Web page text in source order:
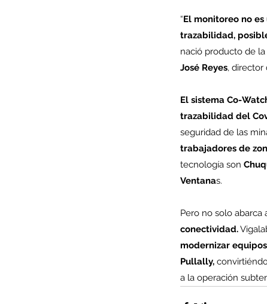
Our Recent Posts
“El monitoreo no
trazabilidad,
nació producto de
José Reyes, director
El sistema Co-
trazabilidad del
seguridad de las
trabajadores de
tecnología son
Ventanas.
Pero no solo abarca
conectividad.
modernizar
Pullally,
a la operación